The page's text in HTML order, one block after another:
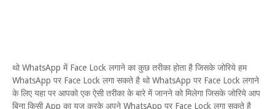
थो WhatsApp में Face Lock लगाने का कुछ तरीका होता है जिसके जोरिये हम
WhatsApp पर Face Lock लगा सकते है थो WhatsApp पर Face Lock लगाने
के लिए यहा पर आपको एक ऐसी तरीका के बारे में जानने को मिलेगा जिसके जोरिये आप
बिना किसी App का यूज़ करके अपने WhatsApp पर Face Lock लगा सकते है